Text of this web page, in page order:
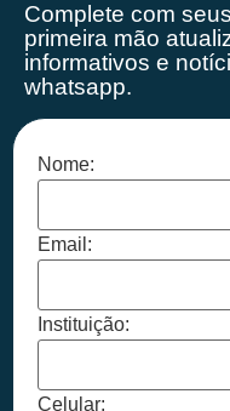
Complete com
primeira mão
informativos e
whatsapp.
Nome:
Email:
Instituição:
Celular: